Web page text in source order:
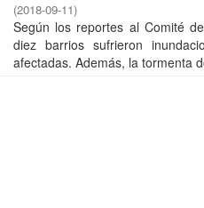
(2018-09-11)
Según los reportes al Comité
diez barrios sufrieron
afectadas. Además, la tormenta